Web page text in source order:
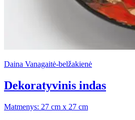
Daina Vanagaitė-belžakienė
Dekoratyvinis indas
Matmenys: 27 cm x 27 cm